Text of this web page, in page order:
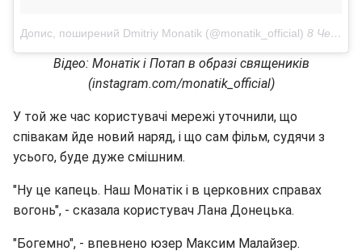
Допис, поширений Dmitriy Monatik (@monatik_official) 8 Чер 2018 р. о 6:03 PDT
Відео: Монатік і Потап в образі священиків
(instagram.com/monatik_official)
У той же час користувачі мережі уточнили, що
співакам йде новий наряд, і що сам фільм, судячи з
усього, буде дуже смішним.
"Ну це капець. Наш Монатік і в церковних справах
вогонь", - сказала користувач Лана Донецька.
"Богемно", - впевнено юзер Максим Малайзер.